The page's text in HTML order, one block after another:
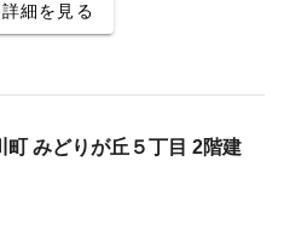
詳細を見る
町 みどりが丘５丁目 2階建